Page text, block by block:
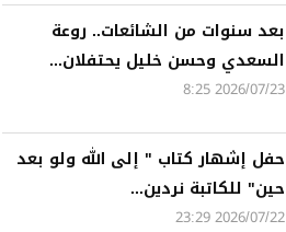
بعد سنوات من الشائعات.. روعة
السعدي وحسن خليل يحتفلان...
2026/07/23 8:25
حفل إشهار كتاب " إلى الله ولو بعد
حين" للكاتبة نردين...
2026/07/22 23:29